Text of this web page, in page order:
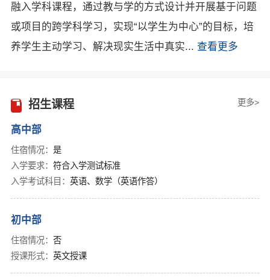
融入学科课程，通过教与学的方式设计并开展基于问题
或项目的跨学科学习，实现“以学生为中心”的目标，培
养学生主动学习、解决现实生活中真实... 查看更多
招生课程 更多>
高中部
住宿情况： 是
入学要求： 符合入学测试标准
入学考试科目： 英语、数学（英语作答）
初中部
住宿情况： 否
授课形式： 英文授课